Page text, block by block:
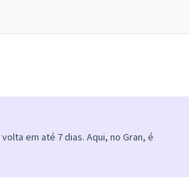
em até 7 dias. Aqui, no Gran, é